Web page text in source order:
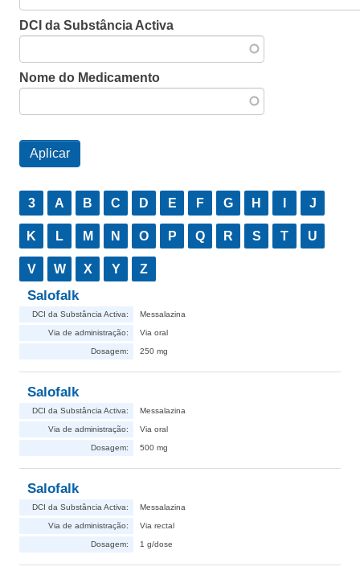
DCI da Substância Activa
Nome do Medicamento
3 A B C D E F G H J
K L M N O P Q R S T U
V W X Y Z
Salofalk
DCI da Substância Activa: Messalazina
Via de administração: Via oral
Dosagem: 250 mg
Salofalk
DCI da Substância Activa: Messalazina
Via de administração: Via oral
Dosagem: 500 mg
Salofalk
DCI da Substância Activa: Messalazina
Via de administração: Via rectal
Dosagem: 1 g/dose